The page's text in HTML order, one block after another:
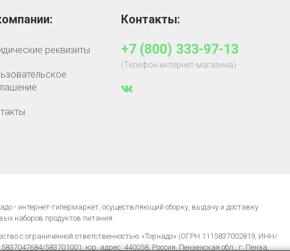
реквизиты
Контакты:
+7 (800) 333-97-13
(Телефон интернет-магазина)
- интернет-гипермаркет, осуществляющий сборку, выдачу и доставку
наборов продуктов питания.
с ограниченной ответственностью «Торнадо» (ОГРН 1115837002819, ИНН/
583701001, юр. адрес: 440058, Россия, Пензенская обл., г. Пенза,